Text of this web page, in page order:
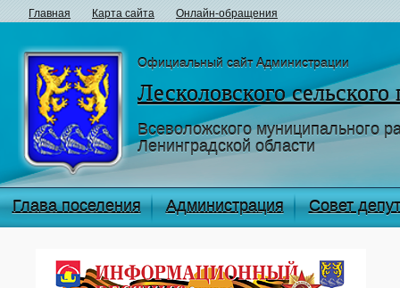
Главная Карта сайта Онлайн-обращения
Официальный сайт Администрации
Лесколовского
Всеволожского муниципального
Ленинградской области
Глава поселения Администрация Совет